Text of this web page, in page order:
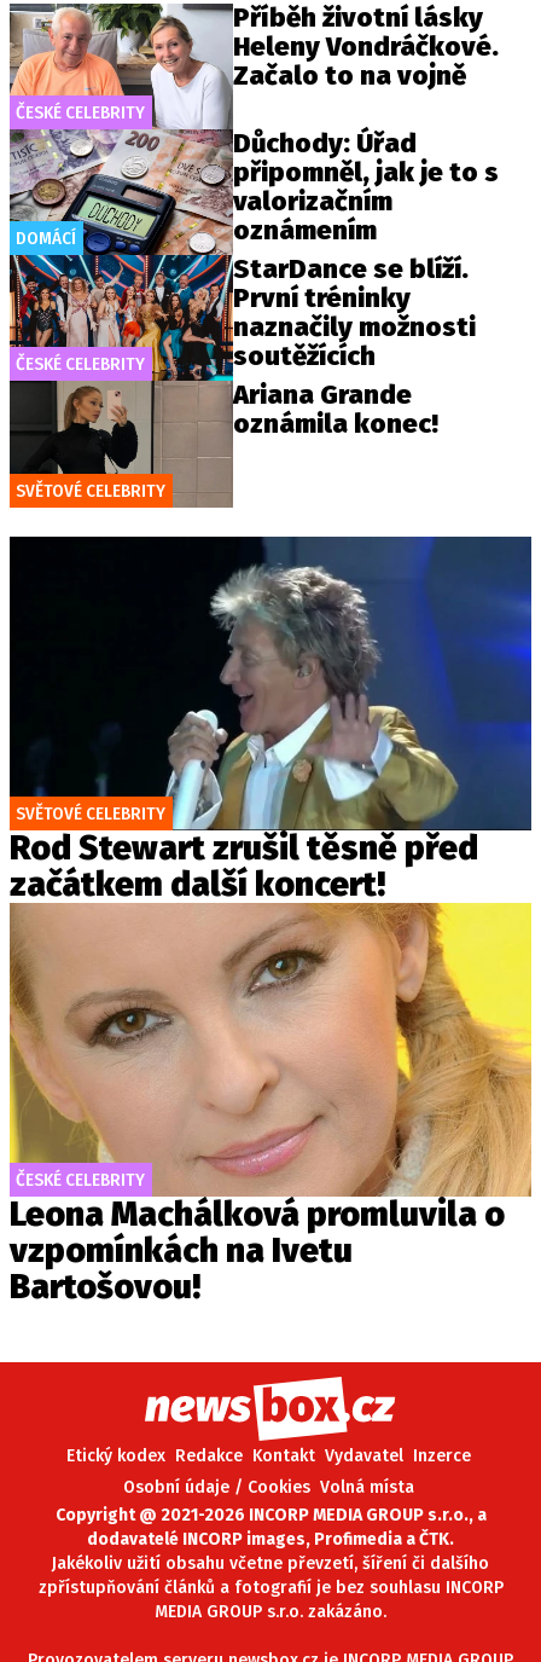
ČESKÉ CELEBRITY
Příběh životní lásky
Heleny Vondráčkové.
Začalo to na vojně
DOMÁCÍ
Důchody: Úřad
připomněl, jak je to s
valorizačním
oznámením
ČESKÉ CELEBRITY
StarDance se blíží.
První tréninky
naznačily možnosti
soutěžících
SVĚTOVÉ CELEBRITY
Ariana Grande
oznámila konec!
SVĚTOVÉ CELEBRITY
Rod Stewart zrušil těsně před
začátkem další koncert!
ČESKÉ CELEBRITY
Leona Machálková promluvila o
vzpomínkách na Ivetu
Bartošovou!
Etický kodex Redakce Kontakt Vydavatel Inzerce
Osobní údaje / Cookies Volná místa
Copyright @ 2021-2026 INCORP MEDIA GROUP s.r.o., a
dodavatelé INCORP images, Profimedia a ČTK.
Jakékoliv užití obsahu včetne převzetí, šíření či dalšího
zpřístupňování článků a fotografií je bez souhlasu INCORP
MEDIA GROUP s.r.o. zakázáno.